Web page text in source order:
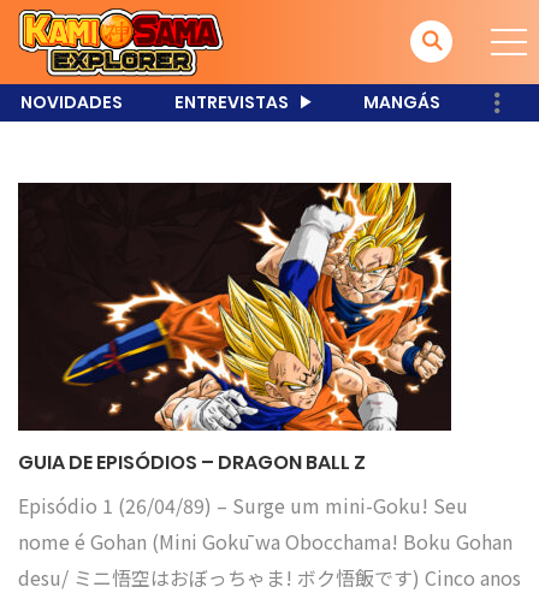
NOVIDADES ENTREVISTAS MANGÁS
GUIA DE EPISÓDIOS – DRAGON BALL Z
Episódio 1 (26/04/89) – Surge um mini-Goku! Seu
nome é Gohan (Mini Gokū wa Obocchama! Boku Gohan
desu/ ミニ悟空はおぼっちゃま! ボク悟飯です) Cinco anos